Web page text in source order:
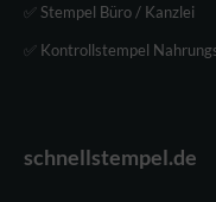
✅ Stempel Büro / Kanzlei
✅ Kontrollstempel
schnellstempel.de